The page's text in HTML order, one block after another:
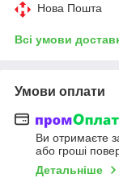
Нова Пошта
Всі умови
Умови оплати
Ви отримаєте
або гроші
Детальніше